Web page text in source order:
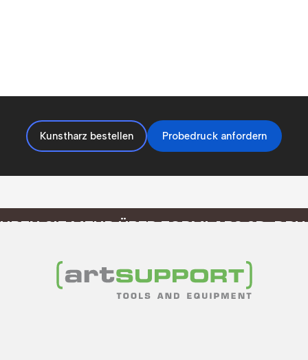
Kunstharz bestellen Probedruck anfordern
SIE MEHR ÜBER FORMLABS 3D-